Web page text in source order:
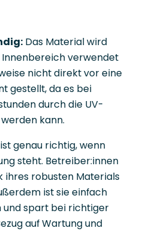
Das Material wird
verwendet
nicht direkt vor eine
gestellt, da es bei
durch die UV-
kann.
genau richtig, wenn
steht. Betreiber:innen
ihres robusten Materials
ist sie einfach
und spart bei richtiger
auf Wartung und